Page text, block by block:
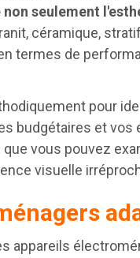
seulement
céramique,
termes de
pour
budgétaires et
vous pouvez
visuelle
appareils